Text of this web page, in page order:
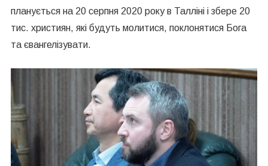
планується на 20 серпня 2020 року в Таллініі збере20
тис. християн, якібудуть молитися, поклонятися Бога
та євангелізувати.